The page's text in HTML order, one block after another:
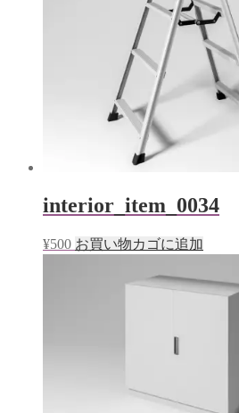
interior_item_0034
¥500 お買い物カゴに追加